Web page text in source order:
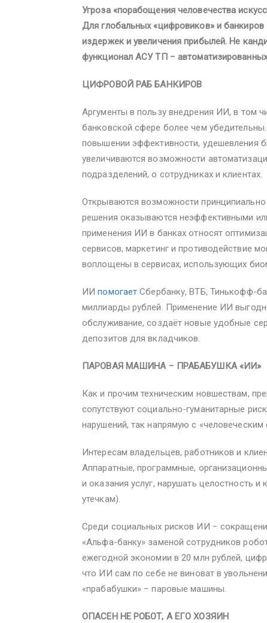
Угроза «порабощения человечества
Для глобальных «цифровиков» и
издержек и увеличения прибылей. Не
функционал АСУ ТП −
ЦИФРОВОЙ РАБ БАНКИРОВ
Аргументы в пользу внедрения ИИ, в том
банковской сфере более чем
повышении эффективности, удешевления
увеличиваются возможности
подразделений, о сотрудниках и клиентах.
Открываются возможности
решения оказываются неэффективными
применения ИИ в банках относят
сервисов, маркетинг и противодействие
воплощены в сервисах, использующих
ИИпомогает Сбербанку, ВТБ, Тинькофф-
миллиарды рублей. Применение ИИ
обслуживание, создаёт новые удобные
депозитов для вкладчиков.
ПАРОВАЯ МАШИНА − ПРАБАБУШКА «ИИ»
Как и прочим техническим новшествам,
сопутствуют социально-гуманитарные
нарушений, так напрямую с «человеческим
Интересам владельцев, работников и
Аппаратные, программные,
и оказания услуг, нарушать целостность
утечкам).
Среди социальных рисков ИИ −
«Альфа-банку» заменой сотрудников
ежегодной экономии в 20 млн рублей,
что ИИ сам по себе не виноват в
«прабабушки» − паровые машины.
ОПАСЕН НЕ РОБОТ, А ЕГО ХОЗЯИН